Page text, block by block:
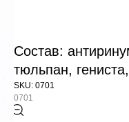
Состав:
тюльпан,
SKU: 0701
0701